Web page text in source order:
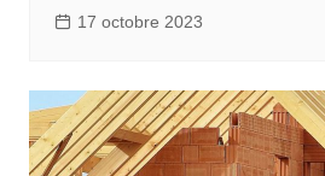
17 octobre 2023